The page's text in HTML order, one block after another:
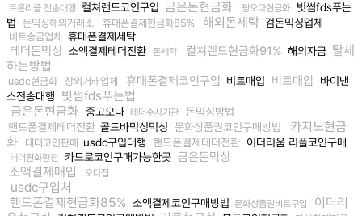
트론리플 전송대행 컬쳐랜드코인구입 금은돈현금화 핑오다현금화
빗썸fds푸는
법 돈믹싱해외거래소 휴대폰결제현금화85% 해외돈세탁 검돈믹싱업체
비트송금업체 휴대폰결제세탁
테더돈믹싱 소액결제테더전환 돈세탁 컬쳐랜드현금화91% 해외자금 탈세
하는방법
usdc현금화 장외거래업체 휴대폰결제코인구입 비트매입 비트매입
바이낸
스전송대행
빗썸fds푸는법
금은돈현금화 중고오다 테더수사기관
돈믹싱방법
핸드폰결제테더전환 골드바믹싱믹싱 문화상품권코인구매방법
카지노현금
화
테더코인판매 usdc구입대행 핸드폰결제테더전환 이더리움 리플코인구매
태더원화환전 카드로코인구매가능한곳 금은돈믹싱
소액결제매입 오다집
usdc구입처
핸드폰결제현금화85% 소액결제코인구매방법 문화상품권비트구입
이더리